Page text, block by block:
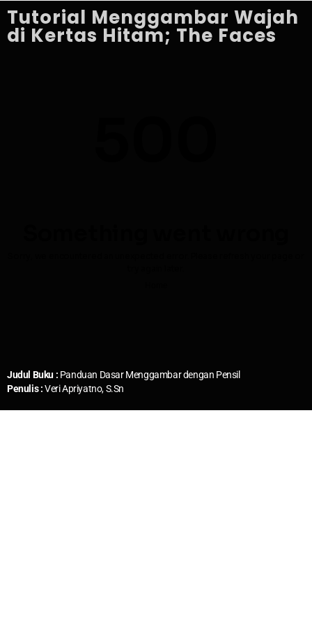
Tutorial Menggambar Wajah
di Kertas Hitam; The Faces
Judul Buku : Panduan Dasar Menggambar dengan Pensil
Penulis :Veri Apriyatno, S.Sn